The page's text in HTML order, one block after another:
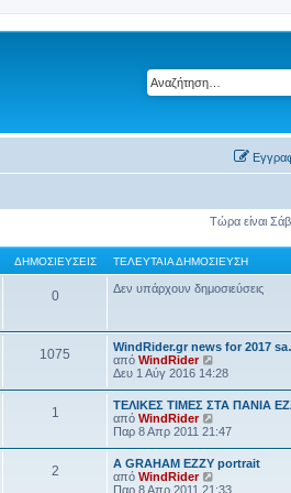
Τώρα είναι
ΔΗΜΟΣΙΕΎΣΕΙΣ ΤΕΛΕΥΤΑΊΑ ΔΗΜΟΣΊΕΥΣΗ
0 Δεν υπάρχουν δημοσιεύσεις
1075
WindRider.gr news for 2017
από WindRider
ρ
β
ο
ή
τ
η
Δευ 1 Αύγ 2016 14:28
1
TEΛΙΚΕΣ ΤΙΜΕΣ ΣΤΑ ΠΑΝΙΑ
από WindRider
ρ
ο
λ
Παρ 8 Απρ 2011 21:47
2
A GRAHAM EZZY portrait
από WindRider
ρ
Παρ 8 Απρ 2011 21:33